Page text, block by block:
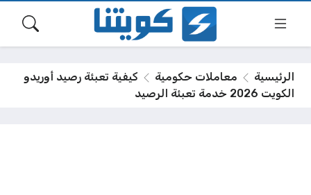
الرئيسية معاملات حكومية
كيفية تعبئة رصيد أوريدو
الكويت 2026 خدمة تعبئة الرصيد